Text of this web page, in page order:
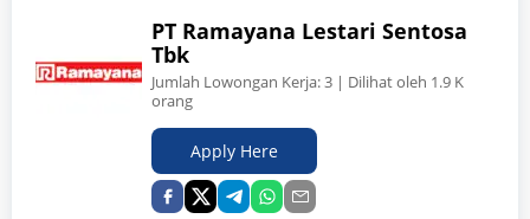
PT Ramayana Lestari Sentosa
Tbk
Jumlah Lowongan Kerja:3 | Dilihat oleh 1.9 K
orang
Apply Here